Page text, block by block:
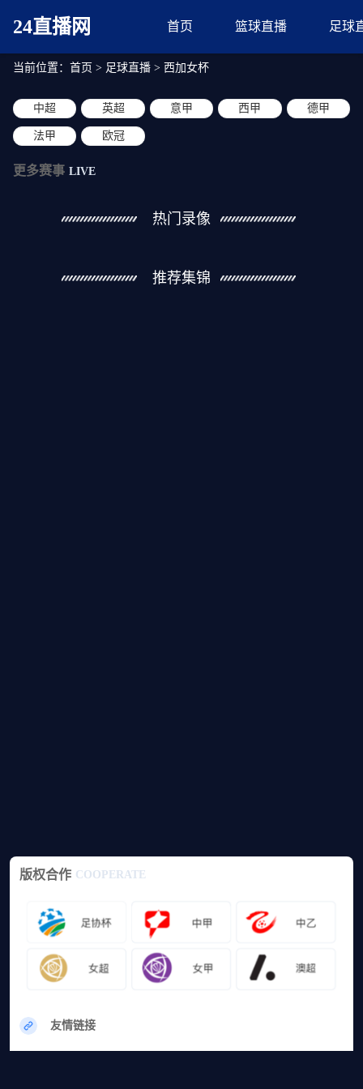
24直播网 首页 篮球直播 足球
当前位置： 首页 > 足球直播 > 西加女杯
中超 英超 意甲 西甲 德甲
法甲 欧冠
更多赛事 LIVE
热门录像
推荐集锦
版权合作 COOPERATE
友情链接